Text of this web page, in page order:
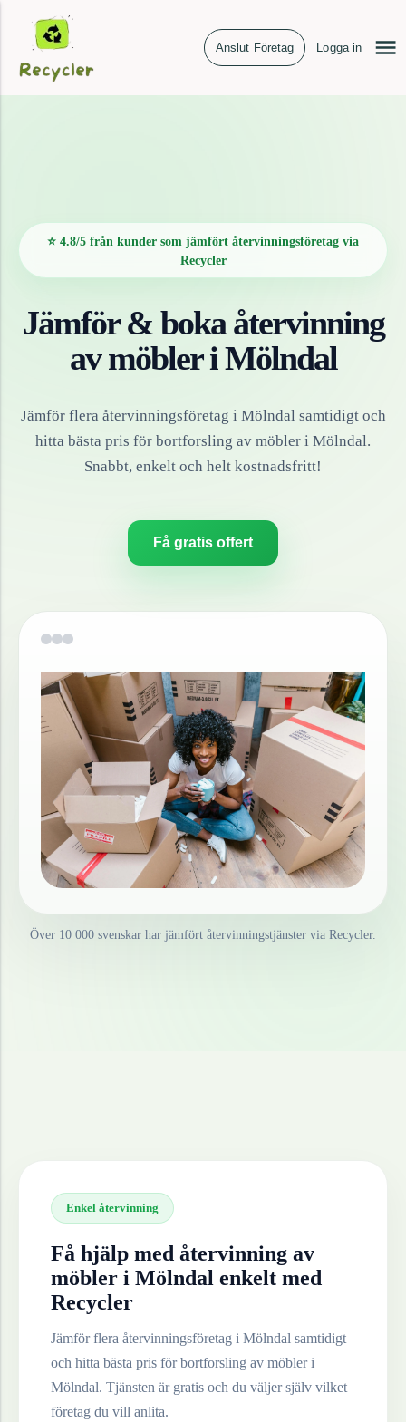
Anslut Företag Logga in
⭐ 4.8/5 från kunder som jämfört återvinningsföretag via
Recycler
Jämför & boka återvinning
avmöbleriMölndal
Jämför flera återvinningsföretag i Mölndalsamtidigt och
hitta bästa pris för bortforsling av möbler i Mölndal.
Snabbt, enkelt och helt kostnadsfritt!
Få gratis offert
Över 10 000 svenskar har jämfört återvinningstjänster via Recycler.
Enkel återvinning
Få hjälp med återvinning av
möbler i Mölndal enkelt med
Recycler
Jämför flera återvinningsföretag i Mölndal samtidigt
och hitta bästa pris för bortforsling av möbleri
Mölndal. Tjänsten är gratis och du väljer själv vilket
företag du vill anlita.